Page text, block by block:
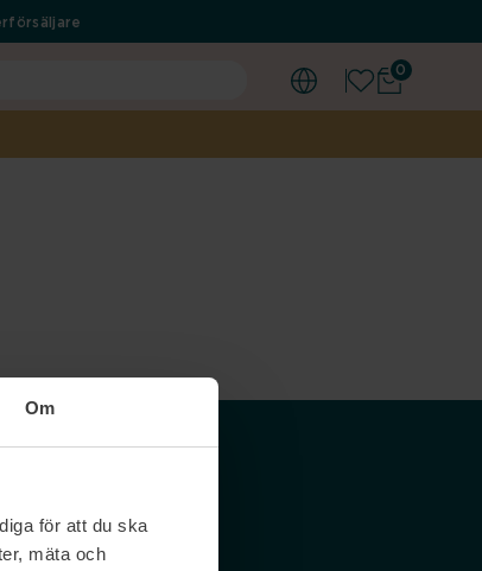
Om
för att du ska
mäta och
0
Nordicfeel SE
Nordicfeel FI